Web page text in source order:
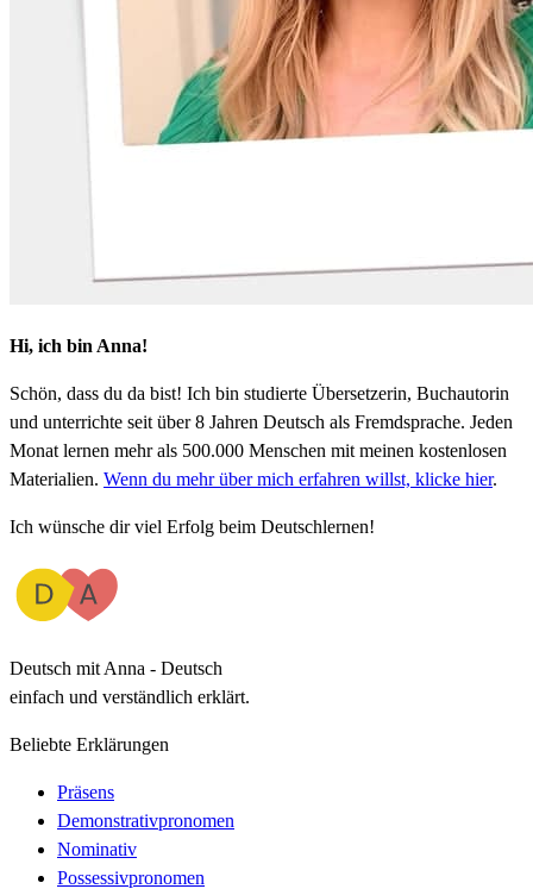
Hi, ich bin Anna!
Schön, dass du da bist! Ich bin studierte Übersetzerin, Buchautorin
und unterrichte seit über 8 Jahren Deutsch als Fremdsprache. Jeden
Monat lernen mehr als 500.000 Menschen mit meinen kostenlosen
Materialien. Wenn du mehr über mich erfahren willst, klicke hier.
Ich wünsche dir viel Erfolg beim Deutschlernen!
Deutsch mit Anna - Deutsch
einfach und verständlich erklärt.
Beliebte Erklärungen
Präsens
Demonstrativpronomen
Nominativ
Possessivpronomen